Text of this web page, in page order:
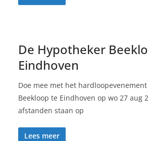
De Hypotheker
Eindhoven
Doe mee met het
Beekloop te Eindhoven op wo 27 aug
afstanden staan op
Lees meer